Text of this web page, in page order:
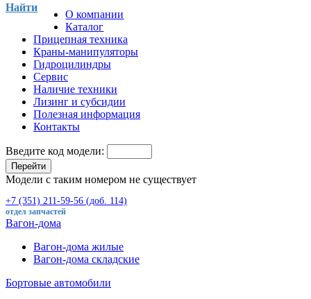
Найти
О компании
Каталог
Прицепная техника
Краны-манипуляторы
Гидроцилиндры
Сервис
Наличие техники
Лизинг и субсидии
Полезная информация
Контакты
Введите код модели:
Перейти
Модели с таким номером не существует
+7 (351) 211-59-56 (доб. 114)
отдел запчастей
Вагон-дома
Вагон-дома жилые
Вагон-дома складские
Бортовые автомобили